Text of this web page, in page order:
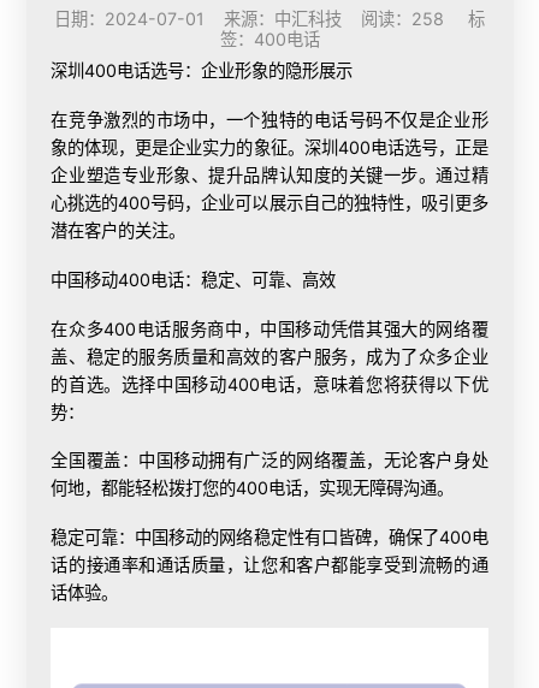
日期：2024-07-01 来源：中汇科技 阅读：258 标
签： 400电话
深圳400电话选号：企业形象的隐形展示
在竞争激烈的市场中，一个独特的电话号码不仅是企业形
象的体现，更是企业实力的象征。深圳400电话选号，正是
企业塑造专业形象、提升品牌认知度的关键一步。通过精
心挑选的400号码，企业可以展示自己的独特性，吸引更多
潜在客户的关注。
中国移动400电话：稳定、可靠、高效
在众多400电话服务商中，中国移动凭借其强大的网络覆
盖、稳定的服务质量和高效的客户服务，成为了众多企业
的首选。选择中国移动400电话，意味着您将获得以下优
势：
全国覆盖：中国移动拥有广泛的网络覆盖，无论客户身处
何地，都能轻松拨打您的400电话，实现无障碍沟通。
稳定可靠：中国移动的网络稳定性有口皆碑，确保了400电
话的接通率和通话质量，让您和客户都能享受到流畅的通
话体验。